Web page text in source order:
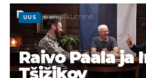
UUS
Raivo Paala ja
Tšižikov